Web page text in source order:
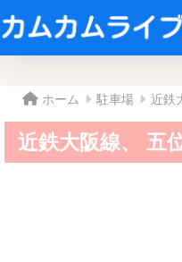
ホーム 駐車場 近鉄
近鉄大阪線、 五